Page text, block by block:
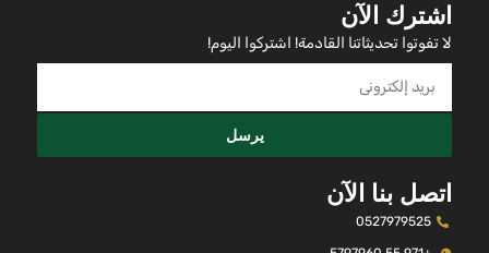
اشترك الآن
لا تفوتوا تحديثاتنا القادمة! اشتركوا اليوم!
يرسل
اتصل بنا الآن
0527979525